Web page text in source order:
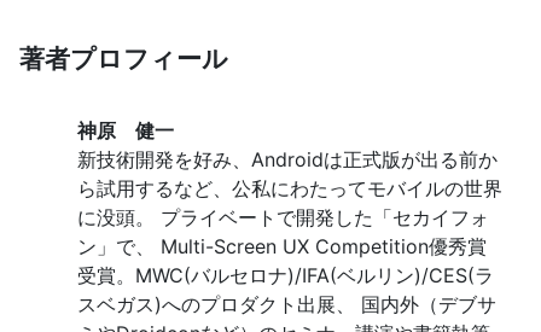
著者プロフィール
神原 健一
新技術開発を好み、Androidは正式版が出る前か
ら試用するなど、公私にわたってモバイルの世界
に没頭。 プライベートで開発した「セカイフォ
ン」で、 Multi-Screen UX Competition優秀賞
受賞。MWC(バルセロナ)/IFA(ベルリン)/CES(ラ
スベガス)へのプロダクト出展、 国内外（デブサ